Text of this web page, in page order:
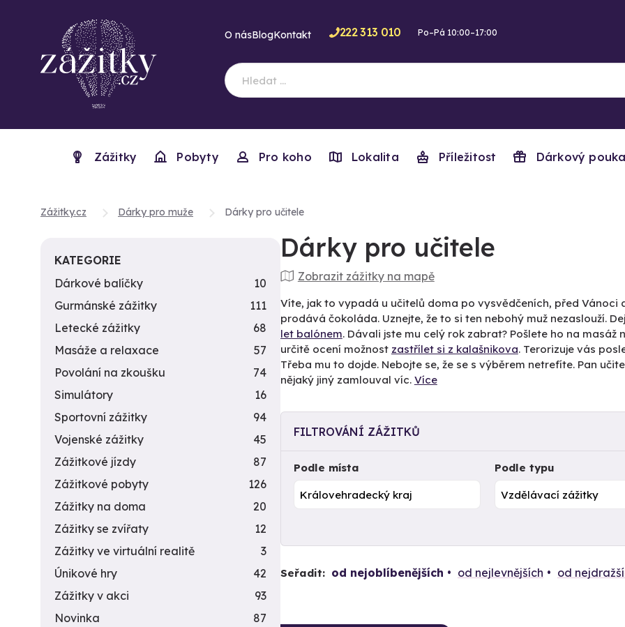
O násBlogKontakt 222 313 010 Po–Pá 10:00–17:00
Zážitky Pobyty Pro koho Lokalita Příležitost Dárkový
Zážitky.cz Dárky pro muže Dárky pro učitele
Dárky pro učitele
Zobrazit zážitky na mapě
Víte, jak to vypadá u učitelů doma po vysvědčeních, před
prodává čokoláda. Uznejte, že to si ten nebohý muž nezaslouží.
let balónem. Dávali jste mu celý rok zabrat? Pošlete ho na masáž
určitě ocení možnost zastřílet si z kalašnikova. Terorizuje vás
Třeba mu to dojde. Nebojte se, že se s výběrem netrefíte. Pan
nějaký jiný zamlouval víc. Více
FILTROVÁNÍ ZÁŽITKŮ
Podle místa Podle typu
Seřadit: od nejoblíbenějších od nejlevnějších od
KATEGORIE
Dárkové balíčky
10
Gurmánské zážitky
111
Letecké zážitky
68
Masáže a relaxace
57
Povolání na zkoušku
74
Simulátory
16
Sportovní zážitky
94
Vojenské zážitky
45
Zážitkové jízdy
87
Zážitkové pobyty
126
Zážitky na doma
20
Zážitky se zvířaty
12
Zážitky ve virtuální realitě
3
Únikové hry
42
Zážitky v akci
93
Novinka
87